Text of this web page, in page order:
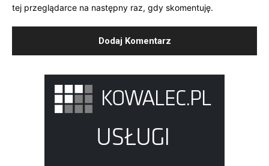
tej przeglądarce na następny raz, gdy skomentuję.